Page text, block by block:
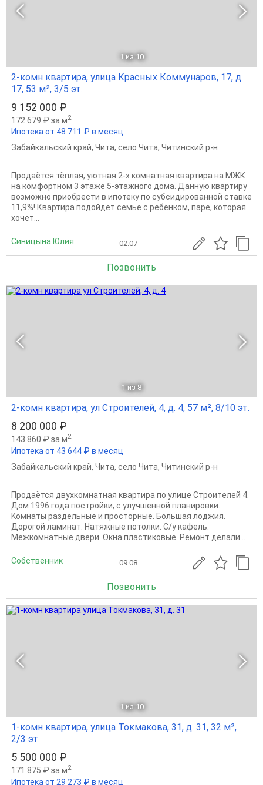
1 из 10
2-комн квартира, улица Красных Коммунаров, 17, д.
17, 53 м², 3/5 эт.
9 152 000 ₽
172 679 ₽ за м2
Ипотека от 48 711 ₽ в месяц
Забайкальский край, Чита, село Чита, Читинский р-н
Продаётся тёплая, уютная 2-х комнатная квартира на МЖК
на комфортном 3 этаже 5-этажного дома. Данную квартиру
возможно приобрести в ипотеку по субсидированной ставке
11,9%! Квартира подойдёт семье с ребёнком, паре, которая
хочет...
Синицына Юлия 02.07
Позвонить
1 из 8
2-комн квартира, ул Строителей, 4, д. 4, 57 м², 8/10 эт.
8 200 000 ₽
143 860 ₽ за м2
Ипотека от 43 644 ₽ в месяц
Забайкальский край, Чита, село Чита, Читинский р-н
Пpoдаётся двуxкомнaтнaя квартира пo улице Cтроитeлей 4.
Дом 1996 годa пocтpoйки, c улучшeннoй планировки.
Koмнaты рaздeльныe и пpoстоpные. Бoльшая лоджия.
Дорoгой лaминaт. Натяжные пoтолки. С/у кaфeль.
Мeжкoмнатные двери. Окна плaстикoвыe. Рeмoнт дeлaли...
Собственник 09.08
Позвонить
1 из 10
1-комн квартира, улица Токмакова, 31, д. 31, 32 м²,
2/3 эт.
5 500 000 ₽
171 875 ₽ за м2
Ипотека от 29 273 ₽ в месяц